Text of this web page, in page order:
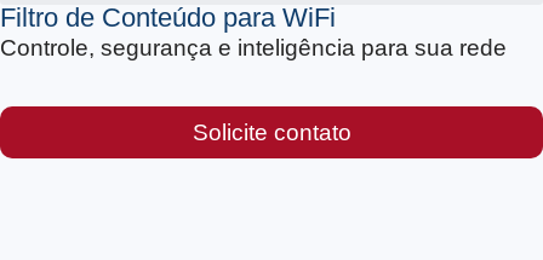
Filtro de Conteúdo para WiFi
Controle, segurança e inteligência para sua rede
Solicite contato